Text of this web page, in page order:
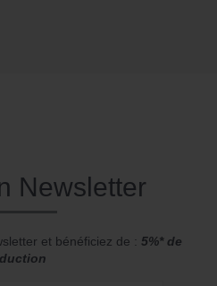
Newsletter
et bénéficiez de : 5%* de